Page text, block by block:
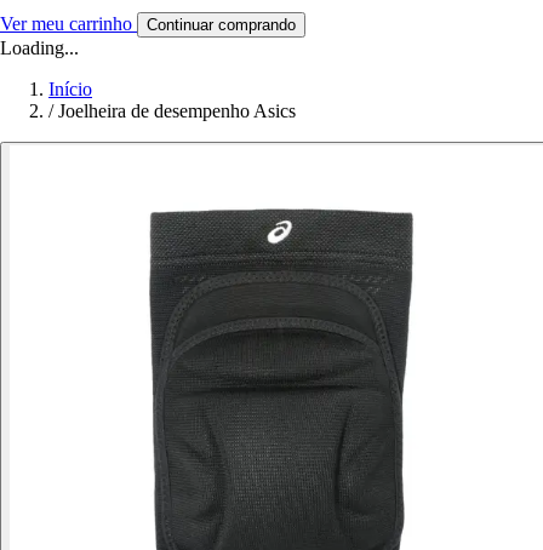
Ver meu carrinho Continuar comprando
Loading...
Início
/ Joelheira de desempenho Asics